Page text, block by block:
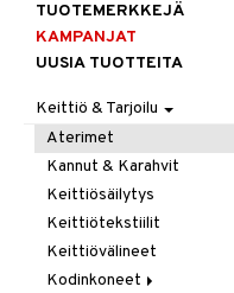
TUOTEMERKKEJÄ
KAMPANJAT
UUSIA TUOTTEITA
Keittiö & Tarjoilu
Aterimet
Kannut & Karahvit
Keittiösäilytys
Keittiötekstiilit
Keittiövälineet
Kodinkoneet